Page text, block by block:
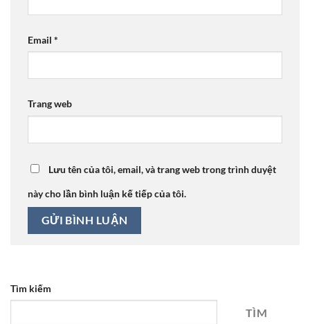
Email *
Trang web
Lưu tên của tôi, email, và trang web trong trình duyệt
này cho lần bình luận kế tiếp của tôi.
Tìm kiếm
TÌM